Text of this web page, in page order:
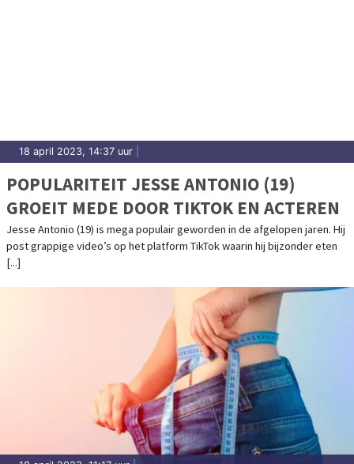
18 april 2023, 14:37 uur
POPULARITEIT JESSE ANTONIO (19)
GROEIT MEDE DOOR TIKTOK EN ACTEREN
Jesse Antonio (19) is mega populair geworden in de afgelopen jaren. Hij
post grappige video’s op het platform TikTok waarin hij bijzonder eten
[...]